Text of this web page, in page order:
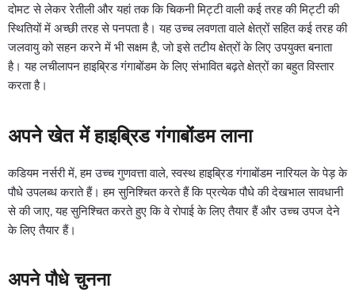
दोमट से लेकर रेतीली और यहां तक ​​कि चिकनी मिट्टी वाली कई तरह की मिट्टी की
स्थितियों में अच्छी तरह से पनपता है। यह उच्च लवणता वाले क्षेत्रों सहित कई तरह की
जलवायु को सहन करने में भी सक्षम है, जो इसे तटीय क्षेत्रों के लिए उपयुक्त बनाता
है। यह लचीलापन हाइब्रिड गंगाबोंडम के लिए संभावित बढ़ते क्षेत्रों का बहुत विस्तार
करता है।
अपने खेत में हाइब्रिड गंगाबोंडम लाना
कडियम नर्सरी में, हम उच्च गुणवत्ता वाले, स्वस्थ हाइब्रिड गंगाबोंडम नारियल के पेड़ के
पौधे उपलब्ध कराते हैं। हम सुनिश्चित करते हैं कि प्रत्येक पौधे की देखभाल सावधानी
से की जाए, यह सुनिश्चित करते हुए कि वे रोपाई के लिए तैयार हैं और उच्च उपज देने
के लिए तैयार हैं।
अपने पौधे चुनना